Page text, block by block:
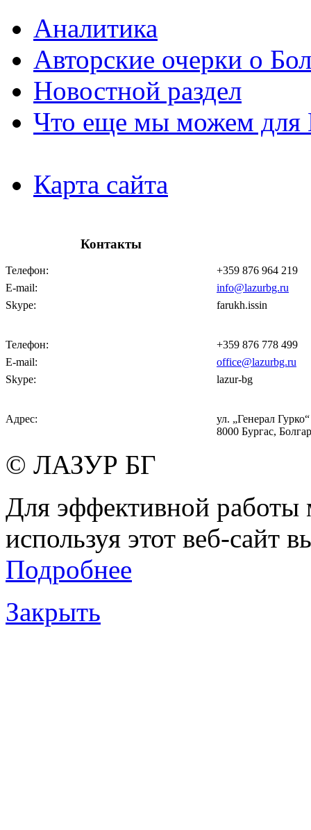
Аналитика
Авторские очерки о
Новостной раздел
Что еще мы можем для
Карта сайта
Контакты
Телефон:
+359 876 964 219
E-mail:
info@lazurbg.ru
Skype:
farukh.issin
Телефон:
+359 876 778 499
E-mail:
office@lazurbg.ru
Skype:
lazur-bg
Адрес:
ул. „Генерал
8000 Бургас,
© ЛАЗУР БГ
Для эффективной работы
используя этот веб-сайт
Подробнее
Закрыть